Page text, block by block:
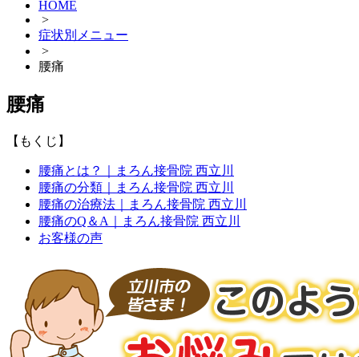
HOME
>
症状別メニュー
>
腰痛
腰痛
【もくじ】
腰痛とは？｜まろん接骨院 西立川
腰痛の分類｜まろん接骨院 西立川
腰痛の治療法｜まろん接骨院 西立川
腰痛のQ＆A｜まろん接骨院 西立川
お客様の声